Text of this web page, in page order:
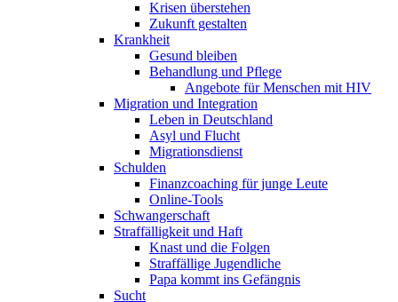
Krisen überstehen
Zukunft gestalten
Krankheit
Gesund bleiben
Behandlung und Pflege
Angebote für Menschen mit HIV
Migration und Integration
Leben in Deutschland
Asyl und Flucht
Migrationsdienst
Schulden
Finanzcoaching für junge Leute
Online-Tools
Schwangerschaft
Straffälligkeit und Haft
Knast und die Folgen
Straffällige Jugendliche
Papa kommt ins Gefängnis
Sucht